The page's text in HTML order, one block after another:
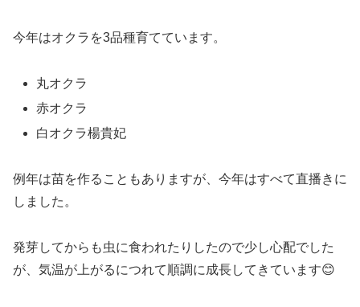
今年はオクラを3品種育てています。
丸オクラ
赤オクラ
白オクラ楊貴妃
例年は苗を作ることもありますが、今年はすべて直播きに
しました。
発芽してからも虫に食われたりしたので少し心配でした
が、気温が上がるにつれて順調に成長してきています😊